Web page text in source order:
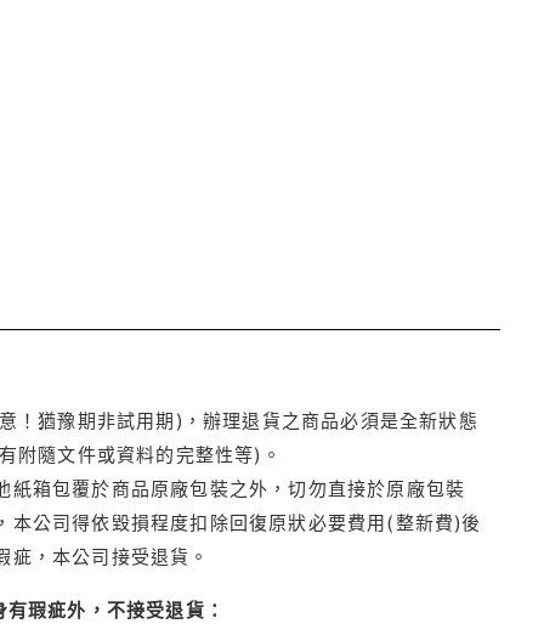
！猶豫期非試用期)，辦理退貨之商品必須是全新狀態
附隨文件或資料的完整性等)。
箱包覆於商品原廠包裝之外，切勿直接於原廠包裝
公司得依毀損程度扣除回復原狀必要費用(整新費)後
，本公司接受退貨。
瑕疵外，不接受退貨：